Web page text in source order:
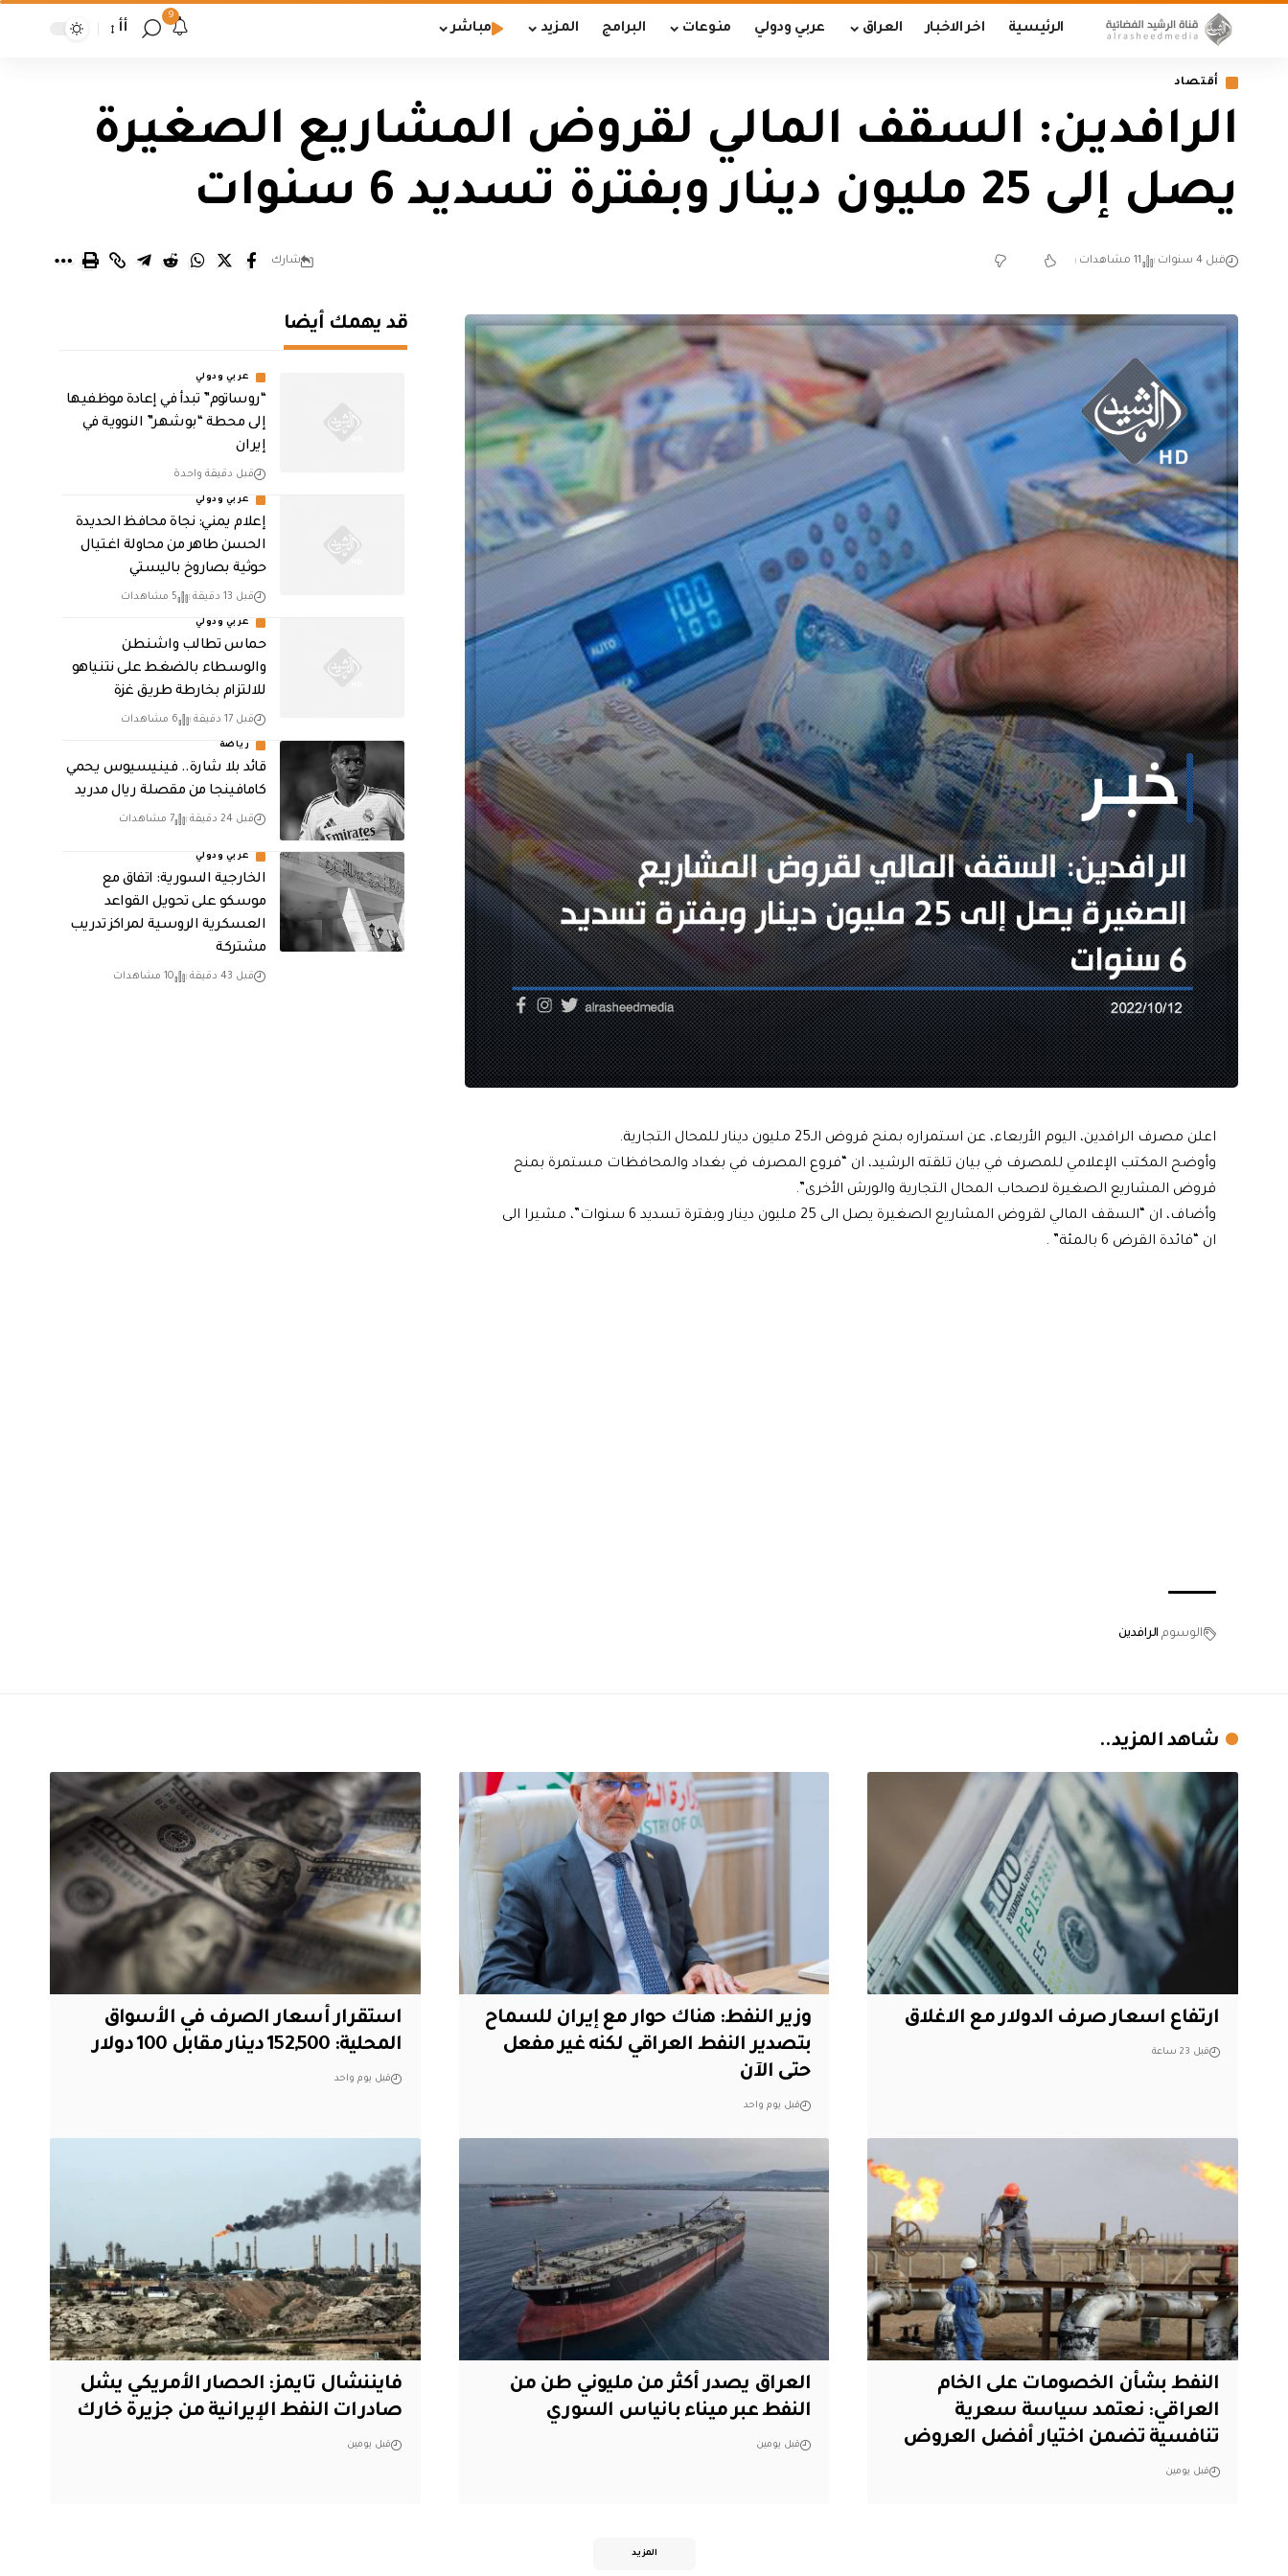
الرئيسية اخر الاخبار العراق عربي ودولي منوعات البرامج المزيد مباشر
9
أأ
أقتصاد
الرافدين: السقف المالي لقروض المشاريع الصغيرة
يصل إلى 25 مليون دينار وبفترة تسديد 6 سنوات
قبل 4 سنوات 11 مشاهدات شارك
اعلن مصرف الرافدين، اليوم الأربعاء، عن استمراره بمنح قروض الـ25 مليون دينار للمحال التجارية.
وأوضح المكتب الإعلامي للمصرف في بيان تلقته الرشيد، ان “فروع المصرف في بغداد والمحافظات مستمرة بمنح
قروض المشاريع الصغيرة لاصحاب المحال التجارية والورش الأخرى”.
وأضاف، ان “السقف المالي لقروض المشاريع الصغيرة يصل الى 25 مليون دينار وبفترة تسديد 6 سنوات”، مشيرا الى
ان “فائدة القرض 6 بالمئة” .
الوسوم الرافدين
قد يهمك أيضا
عربي ودولي
“روساتوم” تبدأ في إعادة موظفيها
إلى محطة “بوشهر” النووية في
إيران
قبل دقيقة واحدة
عربي ودولي
إعلام يمني: نجاة محافظ الحديدة
الحسن طاهر من محاولة اغتيال
حوثية بصاروخ باليستي
قبل 13 دقيقة 5 مشاهدات
عربي ودولي
حماس تطالب واشنطن
والوسطاء بالضغط على نتنياهو
للالتزام بخارطة طريق غزة
قبل 17 دقيقة 6 مشاهدات
رياضة
قائد بلا شارة.. فينيسيوس يحمي
كامافينجا من مقصلة ريال مدريد
قبل 24 دقيقة 7 مشاهدات
عربي ودولي
الخارجية السورية: اتفاق مع
موسكو على تحويل القواعد
العسكرية الروسية لمراكز تدريب
مشتركة
قبل 43 دقيقة 10 مشاهدات
شاهد المزيد..
ارتفاع اسعار صرف الدولار مع الاغلاق
قبل 23 ساعة
وزير النفط: هناك حوار مع إيران للسماح
بتصدير النفط العراقي لكنه غير مفعل
حتى الآن
قبل يوم واحد
استقرار أسعار الصرف في الأسواق
المحلية: 152,500 دينار مقابل 100 دولار
قبل يوم واحد
النفط بشأن الخصومات على الخام
العراقي: نعتمد سياسة سعرية
تنافسية تضمن اختيار أفضل العروض
قبل يومين
العراق يصدر أكثر من مليوني طن من
النفط عبر ميناء بانياس السوري
قبل يومين
فايننشال تايمز: الحصار الأمريكي يشل
صادرات النفط الإيرانية من جزيرة خارك
قبل يومين
المزيد